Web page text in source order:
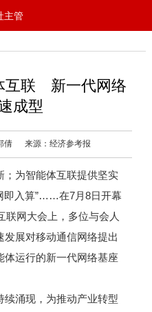
主管
互联 新一代网络
成型
倩 来源：经济参考报
为智能体互联提供坚实
即入算”……在7月8日开幕
联网大会上，多位与会人
展对移动通信网络提出
运行的新一代网络基座
涌现，为推动产业转型